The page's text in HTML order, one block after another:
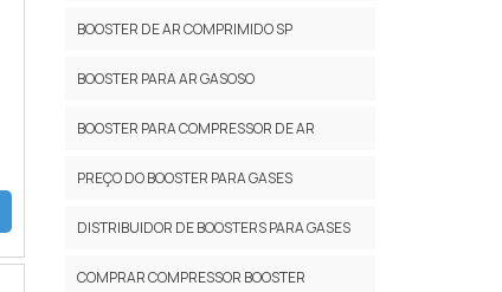
BOOSTER DE AR COMPRIMIDO SP
BOOSTER PARA AR GASOSO
BOOSTER PARA COMPRESSOR DE AR
PREÇO DO BOOSTER PARA GASES
DISTRIBUIDOR DE BOOSTERS PARA GASES
COMPRAR COMPRESSOR BOOSTER